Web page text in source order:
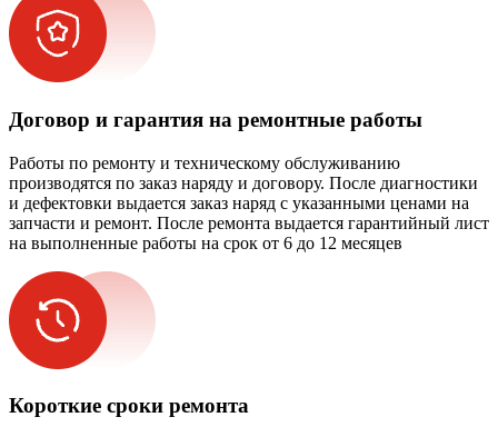
Договор и гарантия на ремонтные работы
Работы по ремонту и техническому обслуживанию
производятся по заказ наряду и договору. После диагностики
и дефектовки выдается заказ наряд с указанными ценами на
запчасти и ремонт. После ремонта выдается гарантийный лист
на выполненные работы на срок от 6 до 12 месяцев
Короткие сроки ремонта